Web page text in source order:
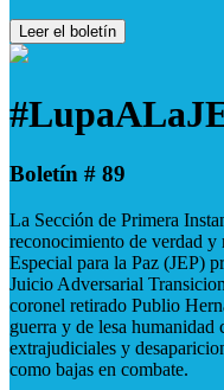
Leer el boletín
Boletín # 89
La Sección de Primera
reconocimiento de verdad y
Especial para la Paz (JEP)
Juicio Adversarial
coronel retirado Publio
guerra y de lesa humanidad
extrajudiciales y
como bajas en combate.